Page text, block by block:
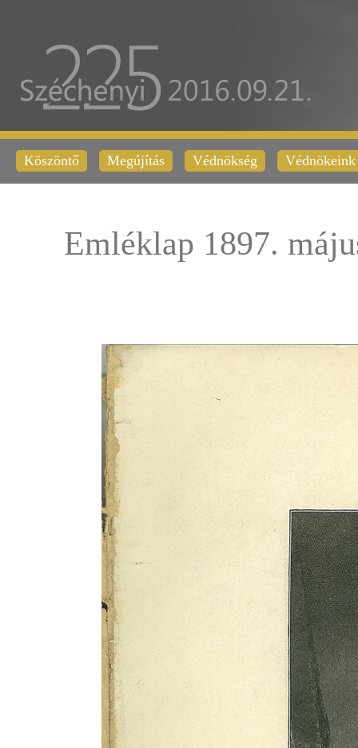
Köszöntő Megújítás Védnökség Védnökeink
Emléklap 1897.